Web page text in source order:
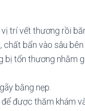
trí vết thương rồi
bẩn vào sâu bên
bị tổn thương nhằm
bằng nẹp.
được thăm khám